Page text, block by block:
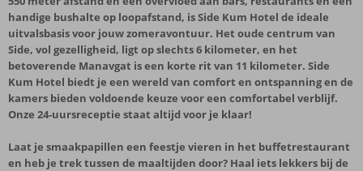
handige bushalte op loopafstand, is Side Kum Hotel de ideale
uitvalsbasis voor jouw zomeravontuur. Het oude centrum van
Side, vol gezelligheid, ligt op slechts 6 kilometer, en het
betoverende Manavgat is een korte rit van 11 kilometer. Side
Kum Hotel biedt je een wereld van comfort en ontspanning en de
kamers bieden voldoende keuze voor een comfortabel verblijf.
Onze 24-uursreceptie staat altijd voor je klaar!
Laat je smaakpapillen een feestje vieren in het buffetrestaurant
en heb je trek tussen de maaltijden door? Haal iets lekkers bij de